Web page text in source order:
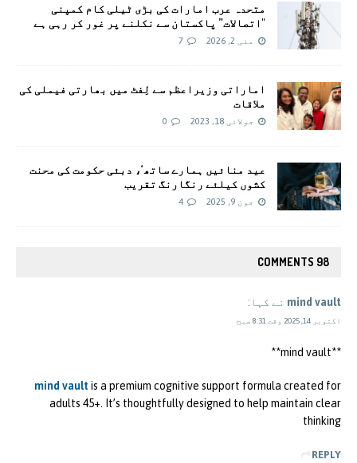
متحدہ عرب امارات کی بڑی ٹیلی کام کمپنی
"اتصالات” پاکستان سے نکلنے پر غور کر رہی ہے
مئی 2, 2026 7
اماراتی وزیراعظم سے لِفٹ میں بھارتی فیملی کی
ملاقات
جولائی 18, 2023 0
عید منائیں ہمارے ساتھ‘، دبئی حکومت کی محنت
کشوں کیلئے رنگارنگ تقریب
جون 9, 2025 4
98 COMMENTS
mind vault نے کہا:
اکتوبر 14, 2025 وقت 8:31 صبح
**mind vault**
mind vaultis a premium cognitive support formula created for
adults 45+. It’s thoughtfully designed to help maintain clear
thinking
REPLY